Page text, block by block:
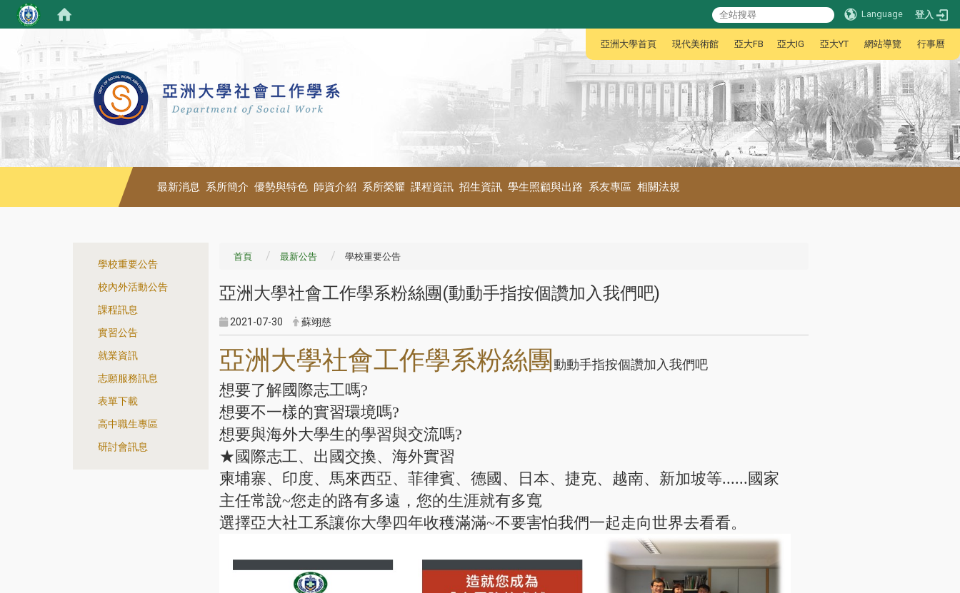
Language 登入
亞洲大學首頁 現代美術館 亞大FB 亞大IG 亞大YT 網站導覽 行事曆
最新消息 系所簡介 優勢與特色 師資介紹 系所榮耀 課程資訊 招生資訊 學生照顧與出路 系友專區 相關法規
學校重要公告
校內外活動公告
課程訊息
實習公告
就業資訊
志願服務訊息
表單下載
高中職生專區
研討會訊息
首頁 最新公告 學校重要公告
亞洲大學社會工作學系粉絲團(動動手指按個讚加入我們吧)
2021-07-30 蘇翊慈
亞洲大學社會工作學系粉絲團 動動手指按個讚加入我們吧
想要了解國際志工嗎?
想要不一樣的實習環境嗎?
想要與海外大學生的學習與交流嗎?
★國際志工、出國交換、海外實習
柬埔寨、印度、馬來西亞、菲律賓、德國、日本、捷克、越南、新加坡等......國家
主任常說~您走的路有多遠，您的生涯就有多寬
選擇亞大社工系讓你大學四年收穫滿滿~不要害怕我們一起走向世界去看看。